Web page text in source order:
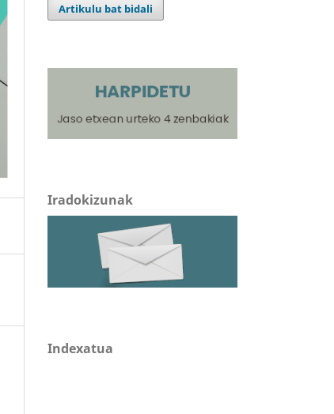
Artikulu bat bidali
Iradokizunak
Indexatua